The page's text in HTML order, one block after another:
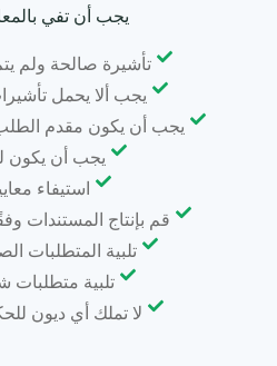
يجب أن تفي
تأشيرة صالحة ولم
يجب ألا يحمل
يجب أن يكون مقدم
يجب أن يكون
استيفاء
قم بإنتاج المستندات
تلبية المتطلبات
تلبية متطلبات
لا تملك أي ديون